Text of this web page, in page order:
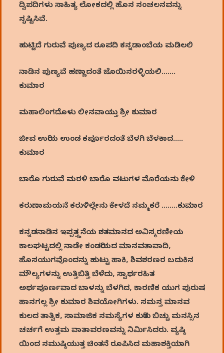
ದ್ವಿಪದಿಗಳು ಸಾಹಿತ್ಯ ಲೋಕದಲ್ಲಿ ಹೊಸ ಸಂಚಲನವನ್ನು
ಸೃಷ್ಟಿಸಿವೆ.
ಹುಟ್ಟಿದೆ ಗುರುವೆ ಪುಣ್ಯದ ರೂಪದಿ ಕನ್ನಡಾಂಬೆಯ ಮಡಿಲಲಿ
ನಾಡಿನ ಪುಣ್ಯವೆ ಹಣ್ಣಾದಂತೆ ಜೊಯಿಸರಳ್ಳಿಯಲಿ…….
ಕುಮಾರ
ಮಹಾಲಿಂಗದೊಳು ಲೀನವಾಯ್ತು ಶ್ರೀ ಕುಮಾರ
ಜೀವ ಉರಿಯ ಉಂಡ ಕರ್ಪೂರದಂತೆ ಬೆಳಗಿ ಬೆಳಕಾದ…..
ಕುಮಾರ
ಬಾರೊ ಗುರುವೆ ಮರಳಿ ಬಾರೊ ವಟುಗಳ ಮೊರೆಯನು ಕೇಳಿ
ಕರುಣಾಮಯನೆ ಕರುಳಿಲ್ಲೇನು ಕೇಳದೆ ನಮ್ಮಕರೆ ……..ಕುಮಾರ
ಕನ್ನಡನಾಡಿನ ಇಪ್ಪತ್ತ್ತನೆಯ ಶತಮಾನದ ಅವಿಸ್ಮರಣೀಯ
ಕಾಲಘಟ್ಟದಲ್ಲಿ ನಾಡೇ ಕಂಡರಿಯದ ಮಾನವತಾವಾದಿ,
ಹೊಸಯುಗವೊಂದನ್ನು ಹುಟ್ಟು ಹಾಕಿ, ಶಿವಶರಣರ ಬದುಕಿನ
ಮೌಲ್ಯಗಳನ್ನು ಉತ್ತಿಬಿತ್ತಿ ಬೆಳೆದು, ಸ್ವಾರ್ಥರಹಿತ
ಅರ್ಥಪೂರ್ಣವಾದ ಬಾಳನ್ನು ಬೆಳಗಿದ, ಕಾರಣಿಕ ಯುಗ ಪುರುಷ
ಹಾನಗಲ್ಲ ಶ್ರೀ ಕುಮಾರ ಶಿವಯೋಗಿಗಳು. ಸಮಸ್ತ ಮಾನವ
ಕುಲದ ತಾತ್ವಿಕ, ಸಾಮಾಜಿಕ ಸಮಸ್ಯೆಗಳ ಕುರಿತು ಬಿಚ್ಚು ಮನಸ್ಸಿನ
ಚರ್ಚಗೆ ಉತ್ತಮ ವಾತಾವರಣವನ್ನು ನಿರ್ಮಿಸಿದರು. ವ್ಯಷ್ಠಿ
ಯಿಂದ ಸಮುಷ್ಠಿಯುತ್ತ ಚಿಂತನೆ ರೂಪಿಸಿದ ಮಹಾಶಕ್ತಿಯಾಗಿ